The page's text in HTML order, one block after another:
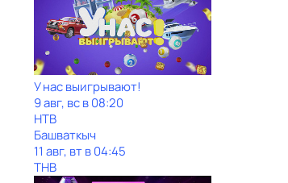
У нас выигрывают!
9 авг, вс в 08:20
НТВ
Башваткыч
11 авг, вт в 04:45
ТНВ